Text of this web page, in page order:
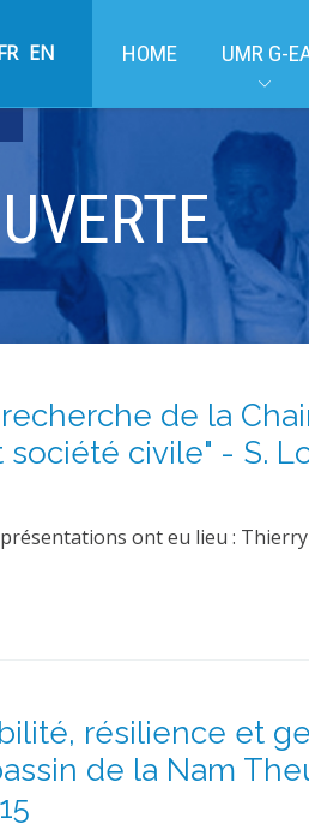
EN HOME UMR G-
de la
société civile" - S.
ont eu lieu :
résilience et
de la Nam